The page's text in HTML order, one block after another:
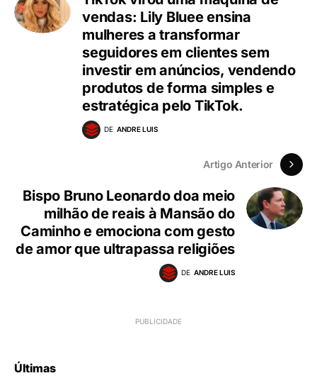
vendas: Lily Bluee ensina
mulheres a transformar
seguidores em clientes sem
investir em anúncios, vendendo
produtos de forma simples e
estratégica pelo TikTok.
DE ANDRE LUIS
Artigo Anterior
Bispo Bruno Leonardo doa meio
milhão de reais à Mansão do
Caminho e emociona com gesto
de amor que ultrapassa religiões
DE ANDRE LUIS
Últimas